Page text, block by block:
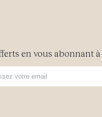
en vous abonnant